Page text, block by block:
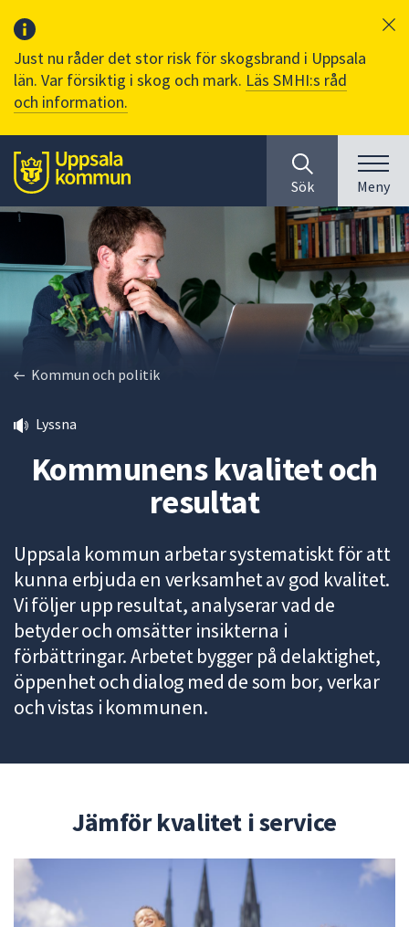
Just nu råder det stor risk för skogsbrand i Uppsala
län. Var försiktig i skog och mark. Läs SMHI:s råd
och information.
Till sidans
huvudinnehåll
efter
innehåll
på
webbplatsen.
När
du
börjar
under
för
att
navigera
mellan
sökförslagen
enter
välja
dem.
Sök Meny
Kommun och politik
Lyssna
Kommunens kvalitet och
resultat
Uppsala kommun arbetar systematiskt för att
kunna erbjuda en verksamhet av god kvalitet.
Vi följer upp resultat, analyserar vad de
betyder och omsätter insikterna i
förbättringar. Arbetet bygger på delaktighet,
öppenhet och dialog med de som bor, verkar
och vistas i kommunen.
Jämför kvalitet i service